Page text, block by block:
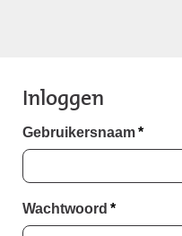
Inloggen
Gebruikersnaam*
Wachtwoord *